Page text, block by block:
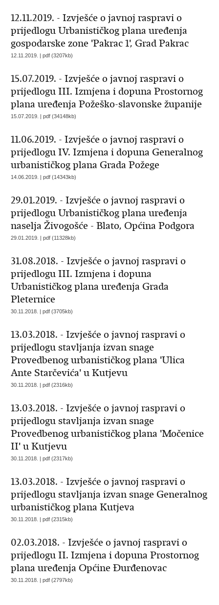
12.11.2019. - Izvješće o javnoj raspravi o
prijedlogu Urbanističkog plana uređenja
gospodarske zone 'Pakrac 1', Grad Pakrac
12.11.2019. | pdf (3207kb)
15.07.2019. - Izvješće o javnoj raspravi o
prijedlogu III. Izmjena i dopuna Prostornog
plana uređenja Požeško-slavonske županije
15.07.2019. | pdf (34148kb)
11.06.2019. - Izvješće o javnoj raspravi o
prijedlogu IV. Izmjena i dopuna Generalnog
urbanističkog plana Grada Požege
14.06.2019. | pdf (14343kb)
29.01.2019. - Izvješće o javnoj raspravi o
prijedlogu Urbanističkog plana uređenja
naselja Živogošće - Blato, Općina Podgora
29.01.2019. | pdf (11328kb)
31.08.2018. - Izvješće o javnoj raspravi o
prijedlogu III. Izmjena i dopuna
Urbanističkog plana uređenja Grada
Pleternice
30.11.2018. | pdf (3705kb)
13.03.2018. - Izvješće o javnoj raspravi o
prijedlogu stavljanja izvan snage
Provedbenog urbanističkog plana 'Ulica
Ante Starčevića' u Kutjevu
30.11.2018. | pdf (2316kb)
13.03.2018. - Izvješće o javnoj raspravi o
prijedlogu stavljanja izvan snage
Provedbenog urbanističkog plana 'Močenice
II' u Kutjevu
30.11.2018. | pdf (2317kb)
13.03.2018. - Izvješće o javnoj raspravi o
prijedlogu stavljanja izvan snage Generalnog
urbanističkog plana Kutjeva
30.11.2018. | pdf (2315kb)
02.03.2018. - Izvješće o javnoj raspravi o
prijedlogu II. Izmjena i dopuna Prostornog
plana uređenja Općine Đurđenovac
30.11.2018. | pdf (2797kb)